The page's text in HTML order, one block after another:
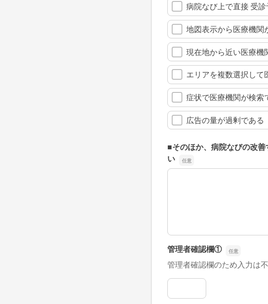
病院なび上で直接 受
地図表示から医療機関
現在地から近い医療機
エリアを複数選択して
症状で医療機関が検索
広告の量が過剰である
■そのほか、病院なびの改
い
■そのほか、病院なびの改善
管理者確認欄①
管理者確認欄のため入力は不
管理者確認欄①